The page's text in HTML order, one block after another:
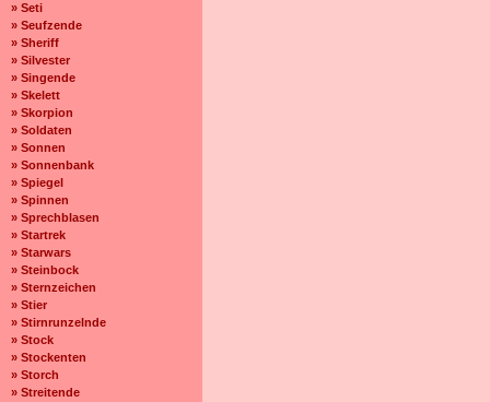
» Seti
» Seufzende
» Sheriff
» Silvester
» Singende
» Skelett
» Skorpion
» Soldaten
» Sonnen
» Sonnenbank
» Spiegel
» Spinnen
» Sprechblasen
» Startrek
» Starwars
» Steinbock
» Sternzeichen
» Stier
» Stirnrunzelnde
» Stock
» Stockenten
» Storch
» Streitende